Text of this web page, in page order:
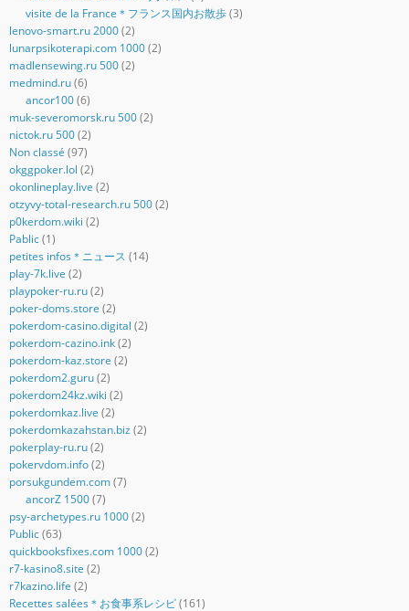
visite de la France＊フランス国内お散歩(3)
lenovo-smart.ru 2000(2)
lunarpsikoterapi.com 1000(2)
madlensewing.ru 500(2)
medmind.ru(6)
ancor100(6)
muk-severomorsk.ru 500(2)
nictok.ru 500(2)
Non classé (97)
okggpoker.lol (2)
okonlineplay.live (2)
otzyvy-total-research.ru 500(2)
p0kerdom.wiki (2)
Pablic(1)
petites infos＊ニュース (14)
play-7k.live (2)
playpoker-ru.ru(2)
poker-doms.store (2)
pokerdom-casino.digital (2)
pokerdom-cazino.ink(2)
pokerdom-kaz.store (2)
pokerdom2.guru(2)
pokerdom24kz.wiki (2)
pokerdomkaz.live (2)
pokerdomkazahstan.biz (2)
pokerplay-ru.ru(2)
pokervdom.info(2)
porsukgundem.com(7)
ancorZ 1500(7)
psy-archetypes.ru 1000(2)
Public(63)
quickbooksfixes.com 1000(2)
r7-kasino8.site (2)
r7kazino.life (2)
Recettes salées＊お食事系レシピ(161)